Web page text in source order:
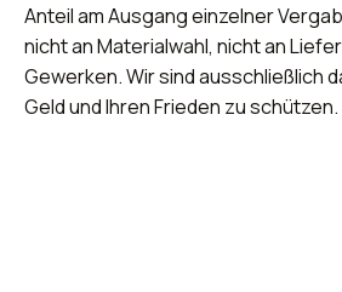
Anteil am Ausgang einzelner
nicht an Materialwahl, nicht an
Gewerken. Wir sind ausschließlich
Geld und Ihren Frieden zu schützen.